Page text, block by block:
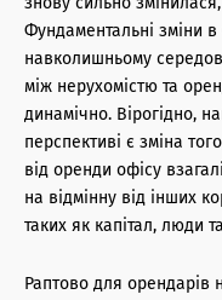
Фундаментальні зміни в
навколишньому
між нерухомістю та
динамічно. Вірогідно,
перспективі є зміна
від оренди офісу
на відмінну від інших
таких як капітал, люди
Раптово для орендарів